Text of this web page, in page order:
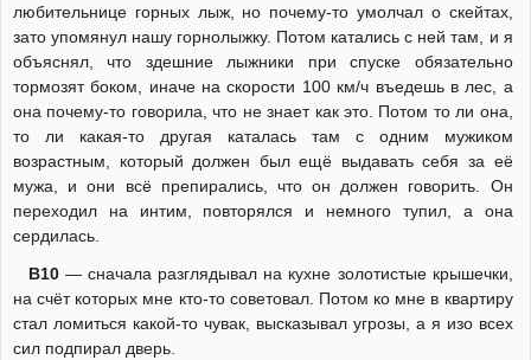
любительнице горных лыж, но почему-то умолчал о скейтах,
зато упомянул нашу горнолыжку. Потом катались с ней там, и я
объяснял, что здешние лыжники при спуске обязательно
тормозят боком, иначе на скорости 100 км/ч въедешь в лес, а
она почему-то говорила, что не знает как это. Потом то ли она,
то ли какая-то другая каталась там с одним мужиком
возрастным, который должен был ещё выдавать себя за её
мужа, и они всё препирались, что он должен говорить. Он
переходил на интим, повторялся и немного тупил, а она
сердилась.
В10— сначала разглядывал на кухне золотистые крышечки,
на счёт которых мне кто-то советовал. Потом ко мне в квартиру
стал ломиться какой-то чувак, высказывал угрозы, а я изо всех
сил подпирал дверь.